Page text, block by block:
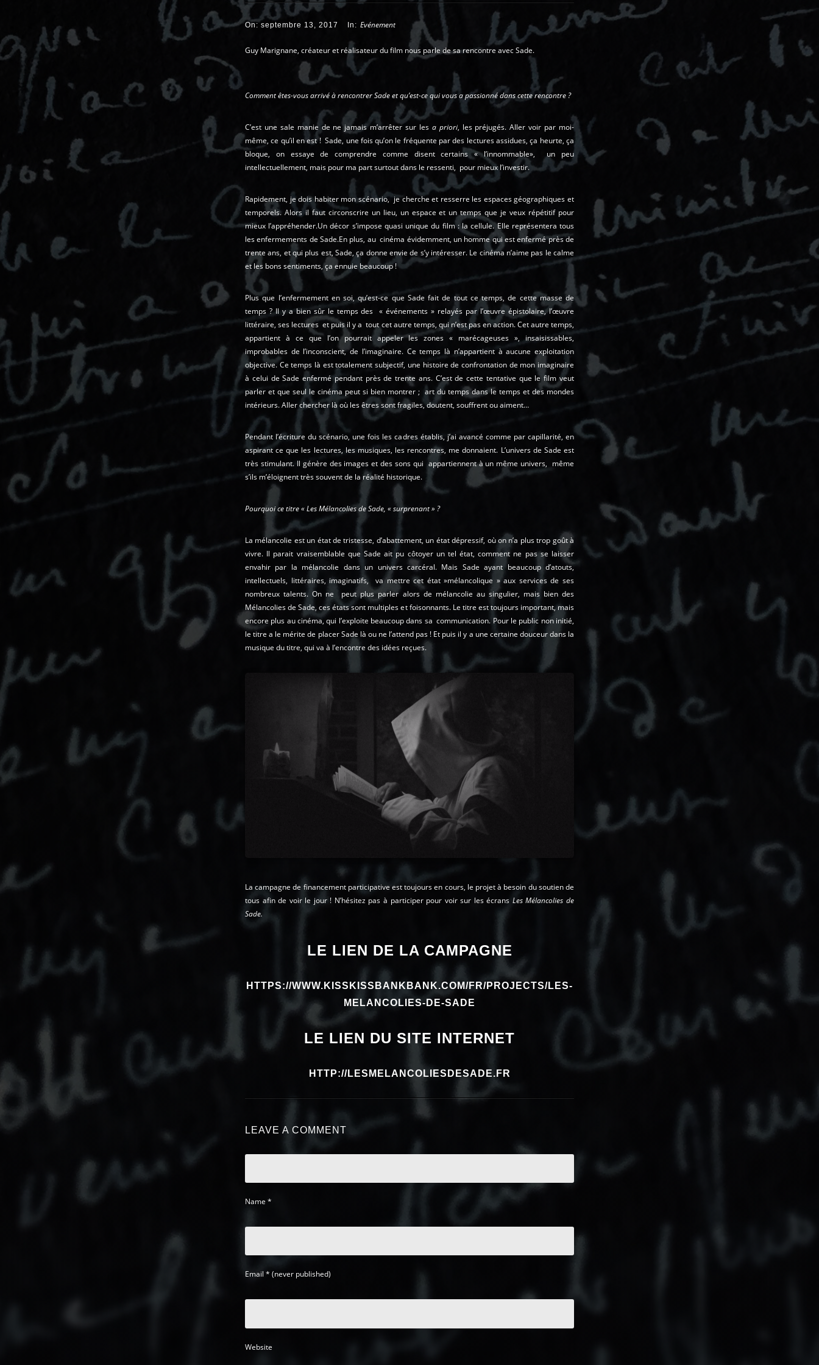
On: septembre 13, 2017 In: Evénement
Guy Marignane, créateur et réalisateur du film nous parle de sa rencontre avec Sade.
Comment êtes-vous arrivé à rencontrer Sade et qu’est-ce qui vous a passionné dans cette rencontre ?
C’est une sale manie de ne jamais m’arrêter sur les a priori, les préjugés. Aller voir par moi-
même, ce qu’il en est ! Sade, une fois qu’on le fréquente par des lectures assidues, ça heurte, ça
bloque, on essaye de comprendre comme disent certains « l’innommable», un peu
intellectuellement, mais pour ma part surtout dans le ressenti, pour mieux l’investir.
Rapidement, je dois habiter mon scénario, je cherche et resserre les espaces géographiques et
temporels. Alors il faut circonscrire un lieu, un espace et un temps que je veux répétitif pour
mieux l’appréhender.Un décor s’impose quasi unique du film : la cellule. Elle représentera tous
les enfermements de Sade.En plus, au cinéma évidemment, un homme qui est enfermé près de
trente ans, et qui plus est, Sade, ça donne envie de s’y intéresser. Le cinéma n’aime pas le calme
et les bons sentiments, ça ennuie beaucoup !
Plus que l’enfermement en soi, qu’est-ce que Sade fait de tout ce temps, de cette masse de
temps ? Il y a bien sûr le temps des « événements » relayés par l’œuvre épistolaire, l’œuvre
littéraire, ses lectures et puis il y a tout cet autre temps, qui n’est pas en action. Cet autre temps,
appartient à ce que l’on pourrait appeler les zones « marécageuses », insaisissables,
improbables de l’inconscient, de l’imaginaire. Ce temps là n’appartient à aucune exploitation
objective. Ce temps là est totalement subjectif, une histoire de confrontation de mon imaginaire
à celui de Sade enfermé pendant près de trente ans. C’est de cette tentative que le film veut
parler et que seul le cinéma peut si bien montrer ; art du temps dans le temps et des mondes
intérieurs. Aller chercher là où les êtres sont fragiles, doutent, souffrent ou aiment…
Pendant l’écriture du scénario, une fois les cadres établis, j’ai avancé comme par capillarité, en
aspirant ce que les lectures, les musiques, les rencontres, me donnaient. L’univers de Sade est
très stimulant. Il génère des images et des sons qui appartiennent à un même univers, même
s’ils m’éloignent très souvent de la réalité historique.
Pourquoi ce titre « Les Mélancolies de Sade, « surprenant » ?
La mélancolie est un état de tristesse, d’abattement, un état dépressif, où on n’a plus trop goût à
vivre. Il parait vraisemblable que Sade ait pu côtoyer un tel état, comment ne pas se laisser
envahir par la mélancolie dans un univers carcéral. Mais Sade ayant beaucoup d’atouts,
intellectuels, littéraires, imaginatifs, va mettre cet état »mélancolique » aux services de ses
nombreux talents. On ne peut plus parler alors de mélancolie au singulier, mais bien des
Mélancolies de Sade, ces états sont multiples et foisonnants. Le titre est toujours important, mais
encore plus au cinéma, qui l’exploite beaucoup dans sa communication. Pour le public non initié,
le titre a le mérite de placer Sade là ou ne l’attend pas ! Et puis il y a une certaine douceur dans la
musique du titre, qui va à l’encontre des idées reçues.
La campagne de financement participative est toujours en cours, le projet à besoin du soutien de
tous afin de voir le jour ! N’hésitez pas à participer pour voir sur les écrans Les Mélancolies de
Sade.
LE LIEN DE LA CAMPAGNE
HTTPS://WWW.KISSKISSBANKBANK.COM/FR/PROJECTS/LES-
MELANCOLIES-DE-SADE
LE LIEN DU SITE INTERNET
HTTP://LESMELANCOLIESDESADE.FR
LEAVE A COMMENT
Name*
Email * (never published)
Website